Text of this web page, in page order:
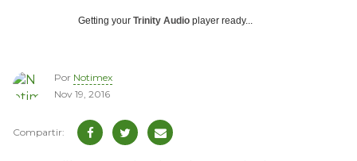
Getting your Trinity Audio player ready...
Por Notimex
Nov 19, 2016